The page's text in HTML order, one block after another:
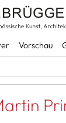
Vorschau